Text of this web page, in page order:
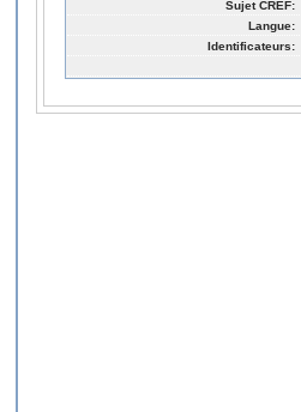
Sujet CREF:
Langue:
Identificateurs: